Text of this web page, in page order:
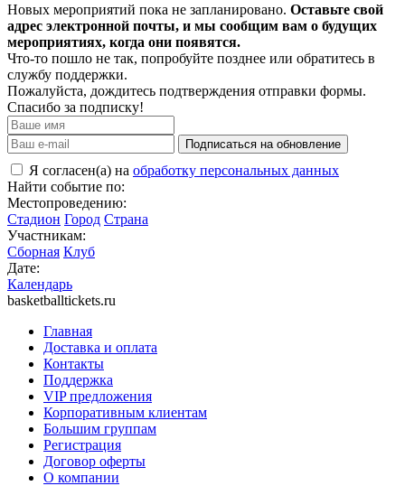
Новых мероприятий пока не запланировано. Оставьте свой
адрес электронной почты, и мы сообщим вам о будущих
мероприятиях, когда они появятся.
Что-то пошло не так, попробуйте позднее или обратитесь в
службу поддержки.
Пожалуйста, дождитесь подтверждения отправки формы.
Спасибо за подписку!
Подписаться на обновление
Я согласен(а) на обработку персональных данных
Найти событие по:
Местопроведению:
Стадион Город Страна
Участникам:
Сборная Клуб
Дате:
Календарь
basketballtickets.ru
Главная
Доставка и оплата
Контакты
Поддержка
VIP предложения
Корпоративным клиентам
Большим группам
Регистрация
Договор оферты
О компании